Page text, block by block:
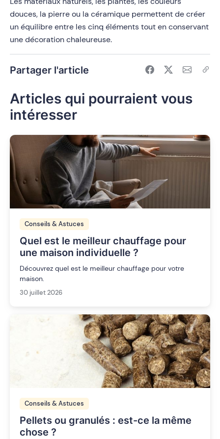
douces, la pierre ou la céramique permettent de créer
un équilibre entre les cinq éléments tout en conservant
une décoration chaleureuse.
Partager l'article
Articles qui pourraient vous
intéresser
Conseils & Astuces
Quel est le meilleur chauffage pour
une maison individuelle ?
Découvrez quel est le meilleur chauffage pour votre
maison.
30 juillet 2026
Conseils & Astuces
Pellets ou granulés : est-ce la même
chose ?